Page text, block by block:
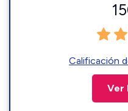
Calificación
Ver